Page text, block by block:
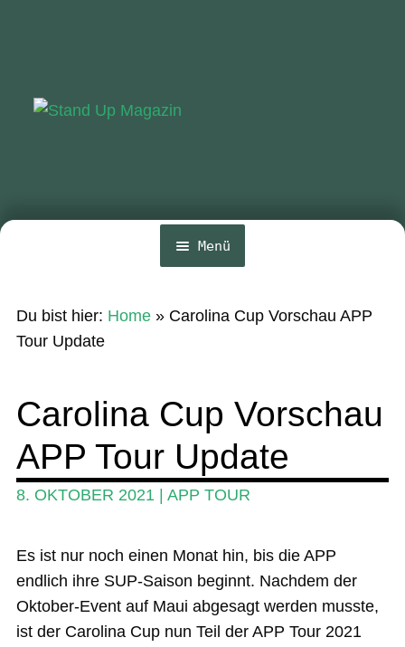
Menü
SUP-Events
Ratgeber
Das Magazin
SPOT FINDER
Mein Konto
Du bist hier: Home» Carolina Cup Vorschau APP
Tour Update
Carolina Cup Vorschau
APP Tour Update
8. OKTOBER 2021 | APP TOUR
Es ist nur noch einen Monat hin, bis die APP
endlich ihre SUP-Saison beginnt. Nachdem der
Oktober-Event auf Maui abgesagt werden musste,
ist der Carolina Cup nun Teil der APP Tour 2021